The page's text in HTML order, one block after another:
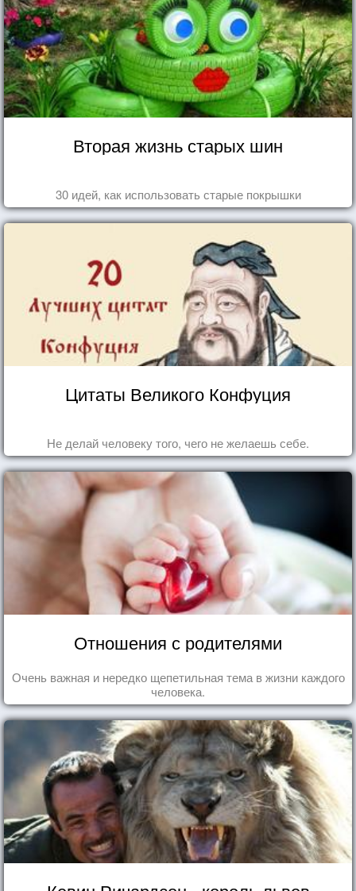
Вторая жизнь старых шин
30 идей, как использовать старые покрышки
Цитаты Великого Конфуция
Не делай человеку того, чего не желаешь себе.
Отношения с родителями
Очень важная и нередко щепетильная тема в жизни каждого
человека.